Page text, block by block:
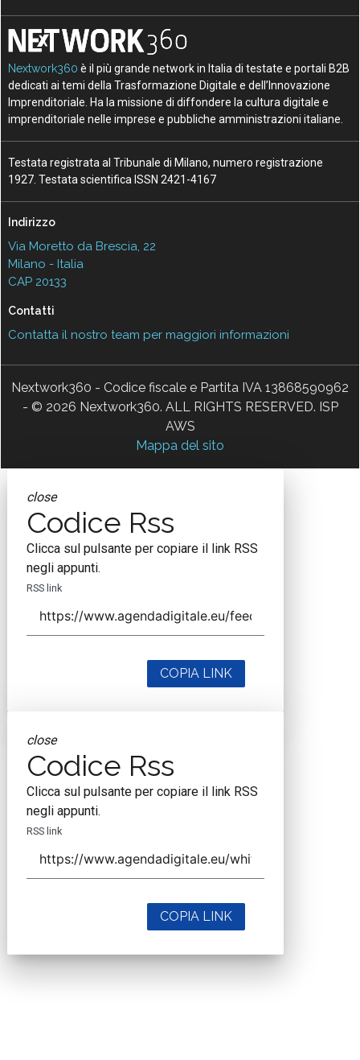
Nextwork360 è il più grande network in Italia di testate e portali B2B
dedicati ai temi della Trasformazione Digitale e dell’Innovazione
Imprenditoriale. Ha la missione di diffondere la cultura digitale e
imprenditoriale nelle imprese e pubbliche amministrazioni italiane.
Testata registrata al Tribunale di Milano, numero registrazione
1927. Testata scientifica ISSN 2421-4167
Indirizzo
Via Moretto da Brescia, 22
Milano - Italia
CAP 20133
Contatti
Contatta il nostro team per maggiori informazioni
Nextwork360 - Codice fiscale e Partita IVA 13868590962
- © 2026 Nextwork360. ALL RIGHTS RESERVED. ISP
AWS
Mappa del sito
close
Codice Rss
Clicca sul pulsante per copiare il link RSS
negli appunti.
RSS link
COPIA LINK
close
Codice Rss
Clicca sul pulsante per copiare il link RSS
negli appunti.
RSS link
COPIA LINK